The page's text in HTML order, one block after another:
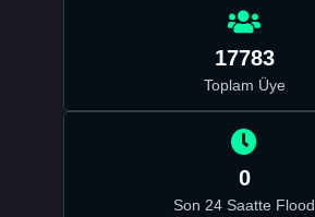
17783
Toplam Üye
0
Son 24 Saatte Flood